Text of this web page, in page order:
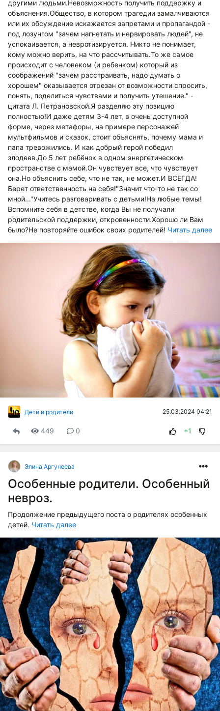
другими людьми.Невозможность получить поддержку и
объяснения.Общество, в котором трагедии замалчиваются
или их обсуждение искажается запретами и пропагандой -
под лозунгом "зачем нагнетать и нервировать людей", не
успокаивается, а невротизируется. Никто не понимает,
кому можно верить, на что рассчитывать.То же самое
происходит с человеком (и ребенком) который из
соображений "зачем расстраивать, надо думать о
хорошем" оказывается отрезан от возможности спросить,
понять, поделиться чувствами и получить утешение." -
цитата Л. Петрановской.Я разделяю эту позицию
полностью!И даже детям 3-4 лет, в очень доступной
форме, через метафоры, на примере персонажей
мультфильмов и сказок, стоит объяснять, почему мама и
папа тревожились. И как добрый герой победил
злодеев.До 5 лет ребёнок в одном энергетическом
пространстве с мамой.Он чувствует все, что чувствует
она.Но объяснить себе, что не так, не может.И ВСЕГДА!
Берет ответственность на себя!"Значит что-то не так со
мной..."Учитесь разговаривать с детьми!На любые темы!
Вспомните себя в детстве, когда Вы не получали
родительской поддержки, откровенности.Хорошо ли Вам
было?Не повторяйте ошибок своих родителей! Читать далее
Дети и родители 25.03.2024 04:21
449 0 +1
Элина Аргунеева
Особенные родители. Особенный
невроз.
Продолжение предыдущего поста о родителях особенных
детей. Читать далее